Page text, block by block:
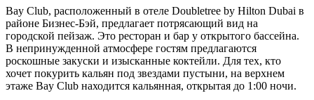
Bay Club, расположенный в отеле Doubletree by Hilton Dubai в
районе Бизнес-Бэй, предлагает потрясающий вид на
городской пейзаж. Это ресторан и бар у открытого бассейна.
В непринужденной атмосфере гостям предлагаются
роскошные закуски и изысканные коктейли. Для тех, кто
хочет покурить кальян под звездами пустыни, на верхнем
этаже Bay Club находится кальянная, открытая до 1:00 ночи.